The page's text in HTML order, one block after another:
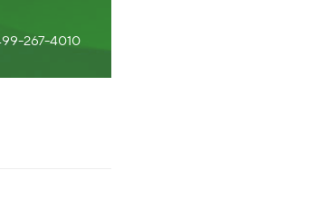
267-4010